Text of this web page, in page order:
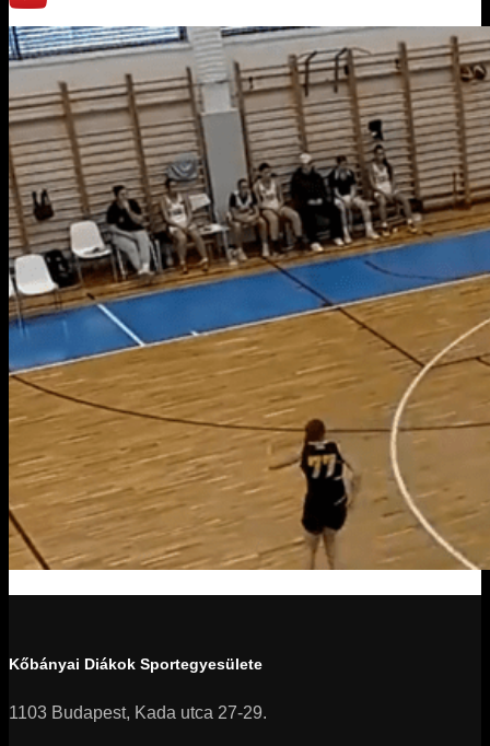
Kőbányai Diákok Sportegyesülete
1103 Budapest, Kada utca 27-29.